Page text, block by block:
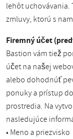
lehôt uchovávania.
zmluvy, ktorú s
Firemný účet
Bastion vám tiež
účet na našej
alebo dohodnúť
ponuky a prístup
prostredia. Na
nasledujúce
• Meno a priezvisko